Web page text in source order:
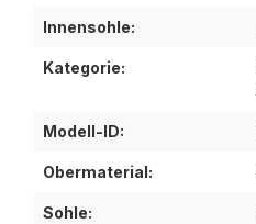
Innensohle:
Kategorie:
Modell-ID:
Obermaterial:
Sohle: